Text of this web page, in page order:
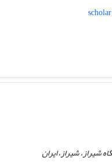
شیراز، شیراز، ایران